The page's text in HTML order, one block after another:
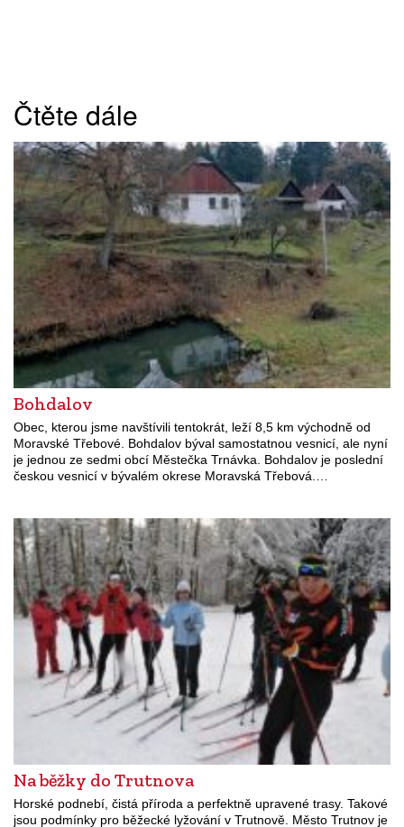
Čtěte dále
Bohdalov
Obec, kterou jsme navštívili tentokrát, leží 8,5 km východně od
Moravské Třebové. Bohdalov býval samostatnou vesnicí, ale nyní
je jednou ze sedmi obcí Městečka Trnávka. Bohdalov je poslední
českou vesnicí v bývalém okrese Moravská Třebová.…
Na běžky do Trutnova
Horské podnebí, čistá příroda a perfektně upravené trasy. Takové
jsou podmínky pro běžecké lyžování v Trutnově. Město Trutnov je